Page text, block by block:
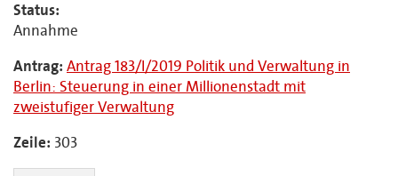
Status:
Annahme
Antrag: Antrag 183/I/2019 Politik und Verwaltung in
Berlin: Steuerung in einer Millionenstadt mit
zweistufiger Verwaltung
Zeile: 303